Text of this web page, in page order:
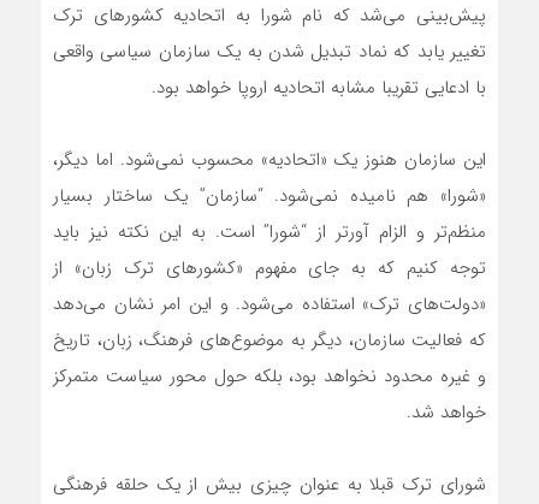
پیش‌بینی می‌شد که نام شورا به اتحادیه کشورهای ترک
تغییر یابد که نماد تبدیل شدن به یک سازمان سیاسی واقعی
با ادعایی تقریبا مشابه اتحادیه اروپا خواهد بود.
این سازمان هنوز یک «اتحادیه» محسوب نمی‌شود. اما دیگر،
«شورا» هم نامیده نمی‌شود. “سازمان” یک ساختار بسیار
منظم‌تر و الزام آورتر از “شورا” است. به این نکته نیز باید
توجه کنیم که به جای مفهوم «کشورهای ترک زبان» از
«دولت‌های ترک» استفاده می‌شود. و این امر نشان می‌دهد
که فعالیت سازمان، دیگر به موضوع‌های فرهنگ، زبان، تاریخ
و غیره محدود نخواهد بود، بلکه حول محور سیاست متمرکز
خواهد شد.
شورای ترک قبلا به عنوان چیزی بیش از یک حلقه فرهنگی